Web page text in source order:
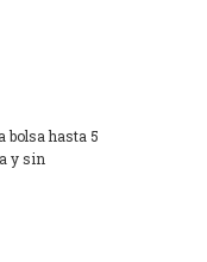
bolsa hasta 5
y sin